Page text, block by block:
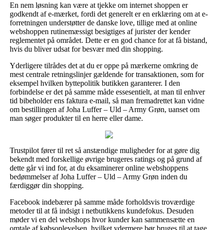
En nem løsning kan være at tjekke om internet shoppen er
godkendt af e-mærket, fordi det generelt er en erklæring om at e-
forretningen understøtter de danske love, tillige med at online
webshoppen rutinemæssigt besigtiges af jurister der kender
reglementet på området. Dette er en god chance for at få bistand,
hvis du bliver udsat for besvær med din shopping.
Yderligere tilrådes det at du er oppe på mærkerne omkring de
mest centrale retningslinjer gældende for transaktionen, som for
eksempel hvilken byttepolitik butikken garanterer. I den
forbindelse er det på samme måde essesentielt, at man til enhver
tid bibeholder ens faktura e-mail, så man fremadrettet kan vidne
om bestillingen af Joha Luffer – Uld – Army Grøn, uanset om
man søger produkter til en herre eller dame.
Trustpilot fører til ret så anstændige muligheder for at gøre dig
bekendt med forskellige øvrige brugeres ratings og på grund af
dette går vi ind for, at du eksaminerer online webshoppens
bedømmelser af Joha Luffer – Uld – Army Grøn inden du
færdiggør din shopping.
Facebook indebærer på samme måde forholdsvis troværdige
metoder til at få indsigt i netbutikkens kundefokus. Desuden
møder vi en del webshops hvor kunder kan sammensætte en
omtale af købsoplevelsen, hvilket ydermere bør bruges til at tage